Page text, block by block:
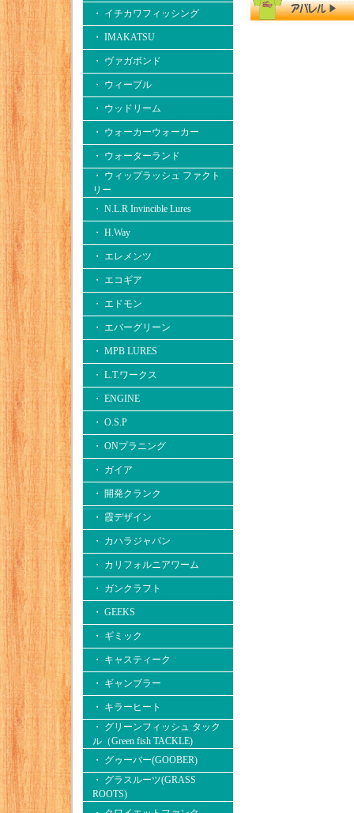
・ イチカワフィッシング
・ IMAKATSU
・ ヴァガボンド
・ ウィーブル
・ ウッドリーム
・ ウォーカーウォーカー
・ ウォーターランド
・ ウィップラッシュ ファクト
リー
・ N.L.R Invincible Lures
・ H.Way
・ エレメンツ
・ エコギア
・ エドモン
・ エバーグリーン
・ MPB LURES
・ L.T.ワークス
・ ENGINE
・ O.S.P
・ ONプラニング
・ ガイア
・ 開発クランク
・ 霞デザイン
・ カハラジャパン
・ カリフォルニアワーム
・ ガンクラフト
・ GEEKS
・ ギミック
・ キャスティーク
・ ギャンブラー
・ キラーヒート
・ グリーンフィッシュ タック
ル（Green fish TACKLE)
・ グゥーバー(GOOBER)
・ グラスルーツ(GRASS
ROOTS)